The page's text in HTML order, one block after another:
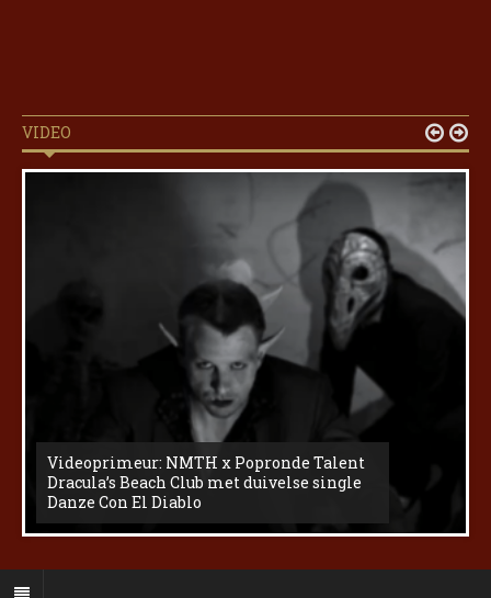
VIDEO
Videoprimeur: NMTH x Popronde Talent
Dracula’s Beach Club met duivelse single
Danze Con El Diablo
 